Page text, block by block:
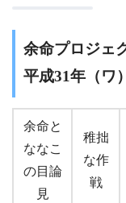
余命プロジェ
平成31年（ワ
余命と
ななこ
の目論
見
稚拙
な作
戦